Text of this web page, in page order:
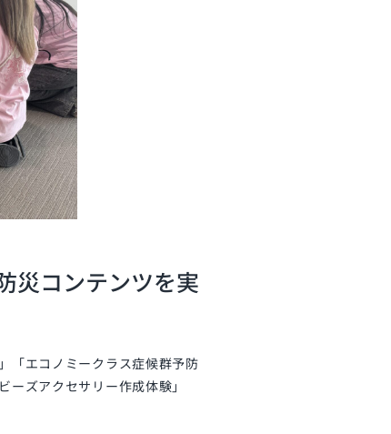
災コンテンツを実
「エコノミークラス症候群予防
ズアクセサリー作成体験」